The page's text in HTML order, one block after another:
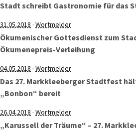
Stadt schreibt Gastronomie für das
31.05.2018 · Wortmelder
Ökumenischer Gottesdienst zum
Ökumenepreis-Verleihung
04.05.2018 · Wortmelder
Das 27. Markkleeberger Stadtfest
„Bonbon“ bereit
26.04.2018 · Wortmelder
„Karussell der Träume“ – 27.